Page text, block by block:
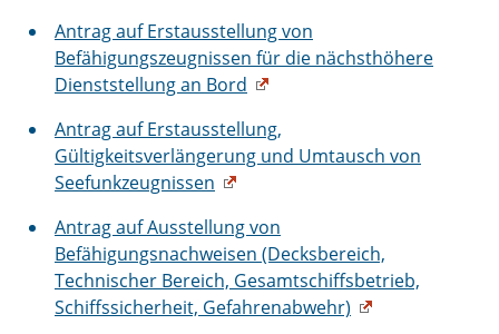
Antrag auf Erstausstellung von
Befähigungszeugnissen für die nächsthöhere
Dienststellung an Bord
Antrag auf Erstausstellung,
Gültigkeitsverlängerung und Umtausch von
Seefunkzeugnissen
Antrag auf Ausstellung von
Befähigungsnachweisen (Decksbereich,
Technischer Bereich, Gesamtschiffsbetrieb,
Schiffssicherheit, Gefahrenabwehr)